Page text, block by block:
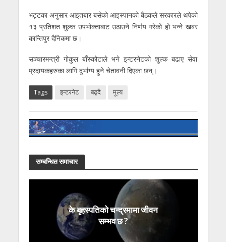
भट्टका अनुसार आइतबार बसेको आइस्पानको बैठकले सरकारले थपेको
१३ प्रतिशत शुल्क उपभोक्ताबाट उठाउने निर्णय गरेको हो भन्ने खबर
कान्तिपुर दैनिकमा छ।
सञ्चारमन्त्री गोकुल बाँस्कोटाले भने इन्टरनेटको शुल्क बढाए सेवा
प्रदायकहरुका लागि दुर्भाग्य हुने चेतावनी दिएका छन्।
Tags इन्टरनेट बढ्दै मूल्य
सम्बन्धित समाचार
के बृहस्पतिको चन्द्रमामा जीवन
सम्भव छ ?